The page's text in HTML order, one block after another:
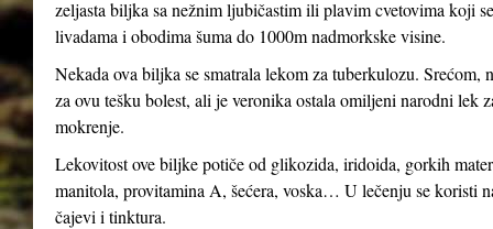
zeljasta biljka sa nežnim ljubičastim ili plavim cvetovima koji
livadama i obodima šuma do 1000m nadmorkske visine.
Nekada ova biljka se smatrala lekom za tuberkulozu.
za ovu tešku bolest, ali je veronika ostala omiljeni narodni lek
mokrenje.
Lekovitost ove biljke potiče od glikozida, iridoida, gorkih
manitola, provitamina A, šećera, voska… U lečenju se koristi
čajevi i tinktura.